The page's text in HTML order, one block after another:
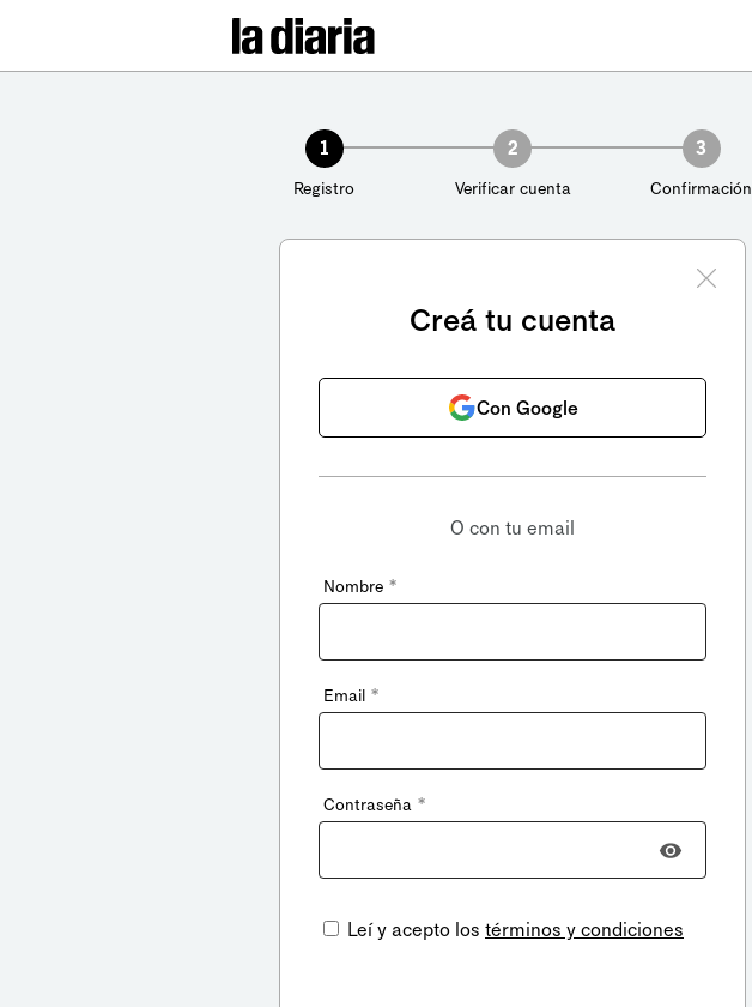
1
Registro
2
Verificar cuenta
3
Confirmación
Creá tu cuenta
Con Google
O con tu email
Nombre *
Email *
Contraseña *
Leí y acepto los términos y condiciones